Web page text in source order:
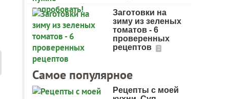
Заготовки на
зиму из зеленых
томатов - 6
проверенных
рецептов
2
Самое популярное
Рецепты с моей